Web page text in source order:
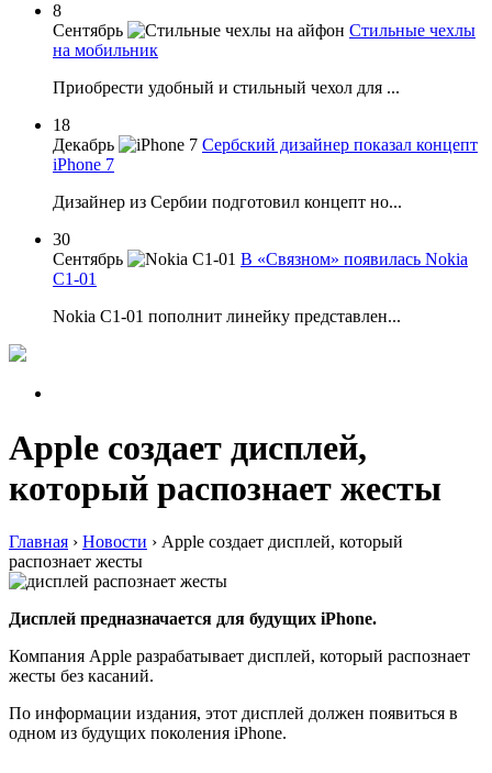
8
Сентябрь
Стильные чехлы
на мобильник
Приобрести удобный и стильный чехол для ...
18
Декабрь
Сербский дизайнер показал концепт
iPhone 7
Дизайнер из Сербии подготовил концепт но...
30
Сентябрь
В «Связном» появилась Nokia
C1-01
Nokia C1-01 пополнит линейку представлен...
Apple создает дисплей,
который распознает жесты
Главная › Новости › Apple создает дисплей, который
распознает жесты
Дисплей предназначается для будущих iPhone.
Компания Apple разрабатывает дисплей, который распознает
жесты без касаний.
По информации издания, этот дисплей должен появиться в
одном из будущих поколения iPhone.